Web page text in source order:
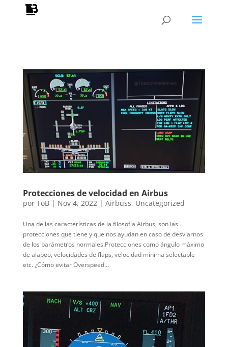
Protecciones de velocidad en Airbus
por ToB| Nov 4, 2022| Airbuss, Uncategorized
Una de las características de la filosofía Airbus, son las
protecciones que tiene y que nos ayudan en caso de desviarnos
de los parámetros normales.Protecciones como ángulo máximo
de alabeo, velocidades de flaps, velocidad mínima selectable
etc. ¿Cómo evitar Overspeed...